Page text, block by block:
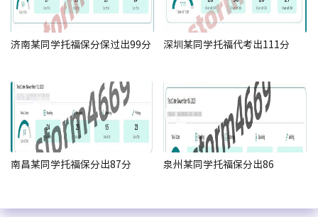
济南某同学托福保分保过出99分 深圳某同学托福代考出111分
南昌某同学托福保分出87分 泉州某同学托福保分出86